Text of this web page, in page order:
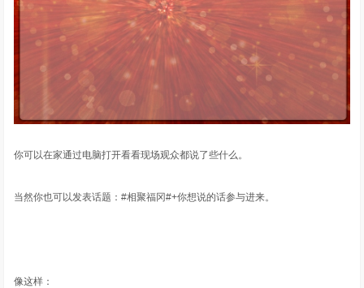
你可以在家通过电脑打开看看现场观众都说了些什么。
当然你也可以发表话题：#相聚福冈#+你想说的话参与进来。
像这样：